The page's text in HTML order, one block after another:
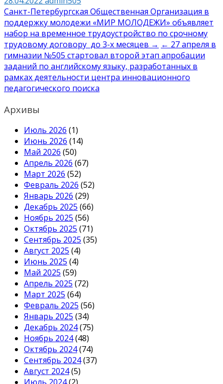
Навигация
по
записям
Санкт-Петербургская Общественная Организация в
поддержку молодежи «МИР МОЛОДЕЖИ» объявляет
набор на временное трудоустройство по срочному
трудовому договору до 3-х месяцев → ← 27 апреля в
гимназии №505 стартовал второй этап апробации
заданий по английскому языку, разработанных в
рамках деятельности центра инновационного
педагогического поиска
Архивы
Июль 2026 (1)
Июнь 2026 (14)
Май 2026 (50)
Апрель 2026 (67)
Март 2026 (52)
Февраль 2026 (52)
Январь 2026 (29)
Декабрь 2025 (66)
Ноябрь 2025 (56)
Октябрь 2025 (71)
Сентябрь 2025 (35)
Август 2025 (4)
Июнь 2025 (4)
Май 2025 (59)
Апрель 2025 (72)
Март 2025 (64)
Февраль 2025 (56)
Январь 2025 (34)
Декабрь 2024(75)
Ноябрь 2024(48)
Октябрь 2024(74)
Сентябрь 2024(37)
Август 2024(5)